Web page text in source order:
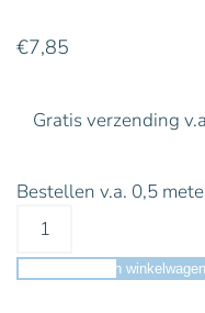
€7,85
Gratis verzending
Bestellen v.a. 0,5
Toevoegen aan winkelwagen